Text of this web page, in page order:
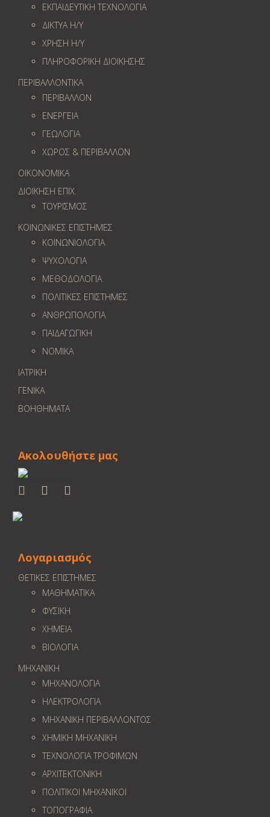
ΕΚΠΑΙΔΕΥΤΙΚΗ ΤΕΧΝΟΛΟΓΙΑ
ΔΙΚΤΥΑ Η/Υ
ΧΡΗΣΗ Η/Υ
ΠΛΗΡΟΦΟΡΙΚΗ ΔΙΟΙΚΗΣΗΣ
ΠΕΡΙΒΑΛΛΟΝΤΙΚΑ
ΠΕΡΙΒΑΛΛΟΝ
ΕΝΕΡΓΕΙΑ
ΓΕΩΛOΓΙΑ
ΧΩΡΟΣ & ΠΕΡΙΒΑΛΛΟΝ
ΟΙΚΟΝΟΜΙΚΑ
ΔΙΟΙΚΗΣΗ ΕΠΙΧ.
ΤΟΥΡΙΣΜΟΣ
ΚΟΙΝΩΝΙΚΕΣ ΕΠΙΣΤΗΜΕΣ
ΚΟΙΝΩΝΙΟΛΟΓΙΑ
ΨΥΧΟΛΟΓΙΑ
ΜΕΘΟΔΟΛΟΓΙΑ
ΠΟΛΙΤΙΚΕΣ ΕΠΙΣΤΗΜΕΣ
ΑΝΘΡΩΠΟΛΟΓΙΑ
ΠΑΙΔΑΓΩΓΙΚΗ
ΝΟΜΙΚΑ
ΙΑΤΡΙΚΗ
ΓΕΝΙΚΑ
ΒΟΗΘΗΜΑΤΑ
Ακολουθήστε μας
Λογαριασμός
ΘΕΤΙΚΕΣ ΕΠΙΣΤΗΜΕΣ
ΜΑΘΗΜΑΤΙΚΑ
ΦΥΣΙΚΗ
ΧΗΜΕΙΑ
ΒΙΟΛΟΓΙΑ
ΜΗΧΑΝΙΚΗ
ΜΗΧΑΝΟΛΟΓΙΑ
ΗΛΕΚΤΡΟΛΟΓΙΑ
ΜΗΧΑΝΙΚΗ ΠΕΡΙΒΑΛΛΟΝΤΟΣ
ΧΗΜΙΚΗ ΜΗΧΑΝΙΚΗ
ΤΕΧΝΟΛΟΓΙΑ ΤΡΟΦΙΜΩΝ
ΑΡΧΙΤΕΚΤΟΝΙΚΗ
ΠΟΛΙΤΙΚΟΙ ΜΗΧΑΝΙΚΟΙ
ΤΟΠΟΓΡΑΦΙΑ